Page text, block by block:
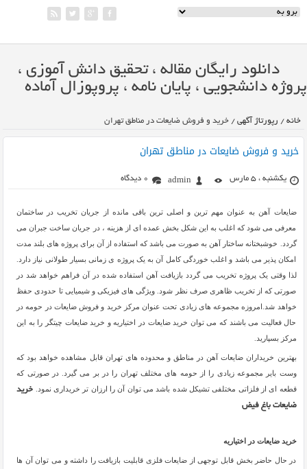
دانلود رایگان مقاله ، تحقیق دانش آموزی ،
پروژه دانشجویی ، پایان نامه ، پروپوزال آماده
خانه / رپورتاژ آگهی /خرید و فروش ضایعات در مناطق تهران
خرید و فروش ضایعات در مناطق تهران
یکشنبه ، 5 مارس admin 0 دیدگاه
ضایعات آهن به عنوان مهم ترین و اصلی ترین باقی مانده از جریان تخریب در ساختمان
معرفی می شود که اغلب به این شکل بخش عمده ای از هزینه ، در جریان ساخت جبران می
گردد. خوشبختانه ساختار آهن به صورت می باشد که استفاده از آن برای پروژه های بلند مدت
امکان پذیر می باشد و اغلب خوردگی کامل آن به یک پروژه ی زمانی بسیار طولانی نیاز دارد.
لذا وقتی یک پروژه تخریب می گردد بازیافت آهن استفاده شده در آن فراهم خواهد شد در
صورتی که از تخریب ظاهری صرف نظر شود. ویژگی های فیزیکی و شیمیایی تا حدودی حفظ
خواهد شد.امروزه مجموعه های زیادی تحت عنوان مرکز خرید و فروش ضایعات در حومه در
حال فعالیت می باشند که می توان خرید ضایعات در اختیاریه و خرید ضایعات چیتگر را به این
مرکز بسپارید.
بهترین خریداران ضایعات آهن در مناطق و محدوده های تهران قابل مشاهده خواهد بود که
وست بایر مجموعه زیادی را از حومه های مختلف تهران را در بر می گیرد. در صورتی که
قطعه‌ ای از فلزاتی مختلفی تشیکل شده باشد می ‌توان آن را ارزان ‌تر خریداری نمود. خرید
ضایعات باغ فیض
خرید ضایعات در اختیاریه
در حال حاضر بخش قابل توجهی از ضایعات فلزی قابلیت بازیافت را داشته و می توان آن ها